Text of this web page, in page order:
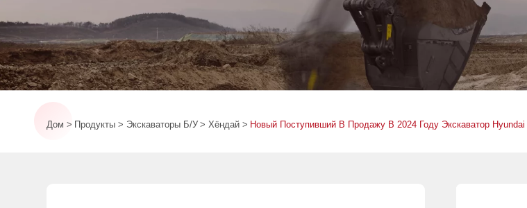
Дом Продукты Экскаваторы Б/у Хёндай Новый Поступивший В Продажу В 2024 Году Экскаватор